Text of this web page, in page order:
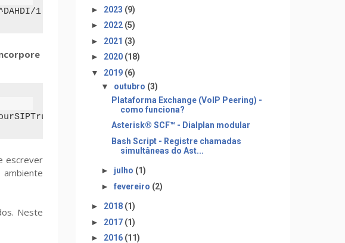
1[0-9]-1\|^DAHDI/2[0-4]-1"
"'
escrever
Neste
► 2023 (9)
► 2022 (5)
► 2021 (3)
► 2020 (18)
▼ 2019 (6)
▼ outubro (3)
Plataforma Exchange (VoIP Peering) -
como funciona?
Asterisk® SCF™ - Dialplan modular
Bash Script - Registre chamadas
simultâneas do Ast...
► julho (1)
► fevereiro (2)
► 2018 (1)
► 2017 (1)
► 2016 (11)